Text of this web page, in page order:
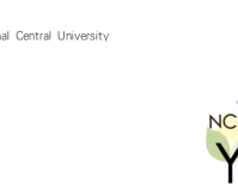
Central University